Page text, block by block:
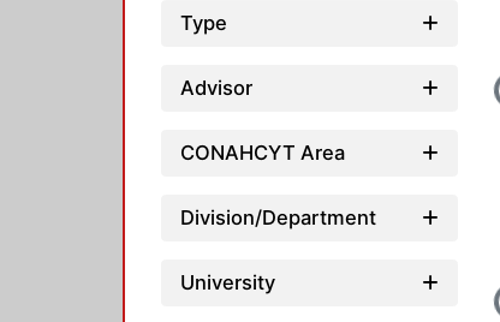
Type
Advisor
CONAHCYT Area
Division/Department
University